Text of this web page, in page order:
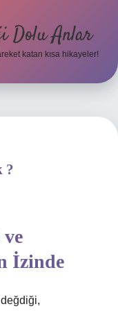
Dolu Anlar
katan kısa hikayeler!
?
İzinde